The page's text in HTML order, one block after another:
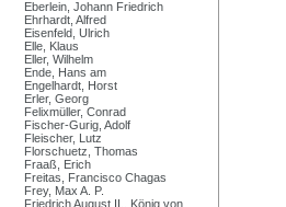
Eberlein, Johann Friedrich
Ehrhardt, Alfred
Eisenfeld, Ulrich
Elle, Klaus
Eller, Wilhelm
Ende, Hans am
Engelhardt, Horst
Erler, Georg
Felixmüller, Conrad
Fischer-Gurig, Adolf
Fleischer, Lutz
Florschuetz, Thomas
Fraaß, Erich
Freitas, Francisco Chagas
Frey, Max A. P.
Friedrich August II., König von